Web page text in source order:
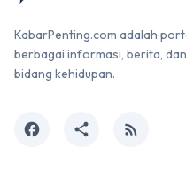
KabarPenting.com adalah
berbagai informasi, berita,
bidang kehidupan.
facebook share rss_feed